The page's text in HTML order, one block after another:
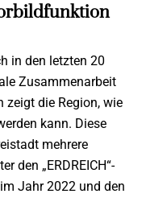
in den letzten 20
Zusammenarbeit
die Region, wie
kann. Diese
mehrere
den „ERDREICH“-
Jahr 2022 und den